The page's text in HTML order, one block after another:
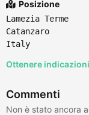
Posizione
Lamezia Terme
Catanzaro
Italy
Ottenere
Commenti
Non è stato ancora